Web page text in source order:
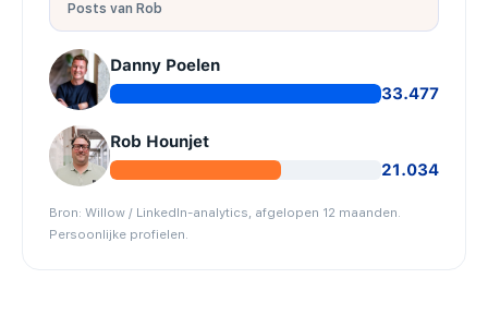
Posts van Rob
Danny Poelen
33.477
Rob Hounjet
21.034
Bron: Willow / LinkedIn-analytics, afgelopen 12 maanden.
Persoonlijke profielen.